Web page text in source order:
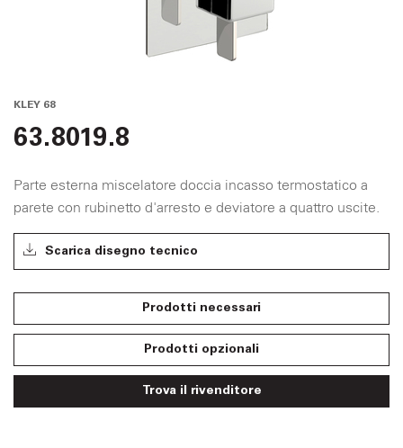
KLEY 68
63.8019.8
Parte esterna miscelatore doccia incasso termostatico a
parete con rubinetto d'arresto e deviatore a quattro uscite.
Scarica disegno tecnico
Prodotti necessari
Prodotti opzionali
Trova il rivenditore